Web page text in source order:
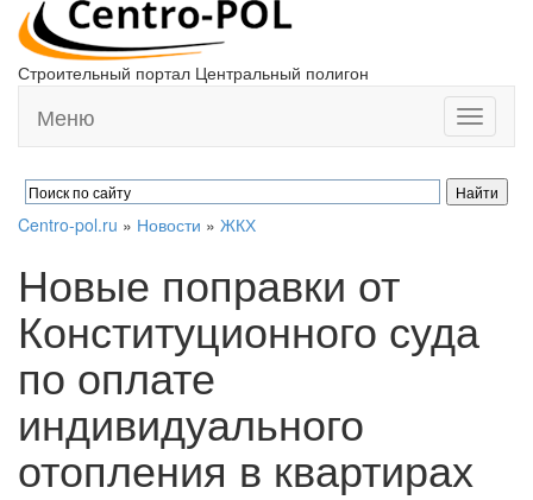
Строительный портал Центральный полигон
Toggle
Меню
Centro-pol.ru » Новости » ЖКХ
Новые поправки от
Конституционного суда
по оплате
индивидуального
отопления в квартирах